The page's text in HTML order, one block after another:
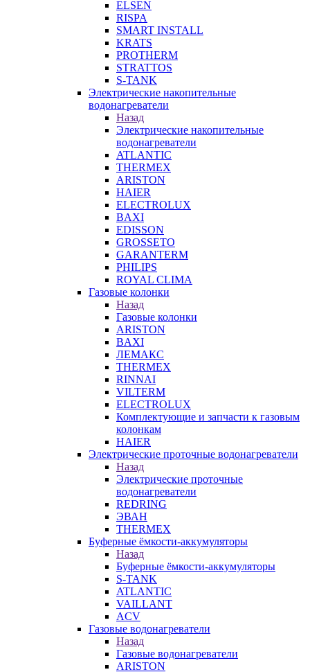
ELSEN
RISPA
SMART INSTALL
KRATS
PROTHERM
STRATTOS
S-TANK
Электрические накопительные
водонагреватели
Назад
Электрические накопительные
водонагреватели
ATLANTIC
THERMEX
ARISTON
HAIER
ELECTROLUX
BAXI
EDISSON
GROSSETO
GARANTERM
PHILIPS
ROYAL CLIMA
Газовые колонки
Назад
Газовые колонки
ARISTON
BAXI
ЛЕМАКС
THERMEX
RINNAI
VILTERM
ELECTROLUX
Комплектующие и запчасти к газовым
колонкам
HAIER
Электрические проточные водонагреватели
Назад
Электрические проточные
водонагреватели
REDRING
ЭВАН
THERMEX
Буферные ёмкости-аккумуляторы
Назад
Буферные ёмкости-аккумуляторы
S-TANK
ATLANTIC
VAILLANT
ACV
Газовые водонагреватели
Назад
Газовые водонагреватели
ARISTON